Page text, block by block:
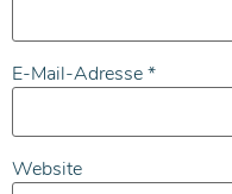
E-Mail-Adresse*
Website